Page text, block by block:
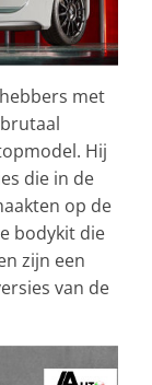
met
Hij
die in de
op de
bodykit die
zijn een
van de